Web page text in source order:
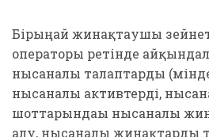
Бірыңғай жинақтаушы
операторы ретінде
нысаналы талаптарды
нысаналы активтерді,
шоттарындағы нысаналы
алу, нысаналы жинақтарды